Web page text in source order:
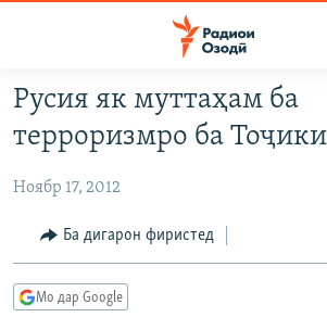
Ҷаҳиш
ба
мояи
Ҷаҳиш
феҳристи
Ҷаҳиш
ГӮШАҲО
СИЁСАТ
ИҚТИСОД
ҶОМЕА
ОСИЁИ МАРКАЗӢ
ГАПИ ОЗОД
РӮЗГОРИ МУҲОҶИР
САЛОМ, ХОҲАР
ҶАНГ ДАР УКРАИНА
Русия як муттаҳам ба
терроризмро ба
Ноябр 17, 2012
Ба дигарон фиристед
Мо дар Google